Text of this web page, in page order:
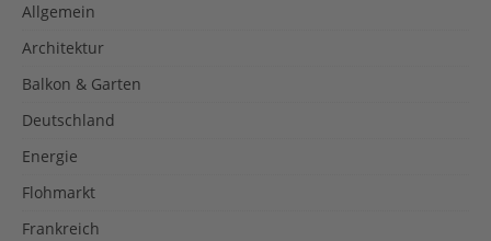
Allgemein
Architektur
Balkon & Garten
Deutschland
Energie
Flohmarkt
Frankreich